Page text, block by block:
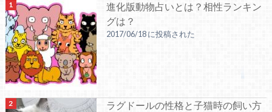
進化版動物占いとは？相性ランキン
グは？
2017/06/18 に投稿された
ラグドールの性格と子猫時の飼い方